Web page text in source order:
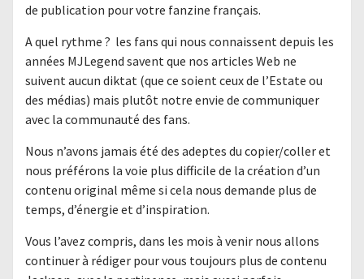
de publication pour votre fanzine français.
A quel rythme ? les fans qui nous connaissent depuis les
années MJLegend savent que nos articles Web ne
suivent aucun diktat (que ce soient ceux de l’Estate ou
des médias) mais plutôt notre envie de communiquer
avec la communauté des fans.
Nous n’avons jamais été des adeptes du copier/coller et
nous préférons la voie plus difficile de la création d’un
contenu original même si cela nous demande plus de
temps, d’énergie et d’inspiration.
Vous l’avez compris, dans les mois à venir nous allons
continuer à rédiger pour vous toujours plus de contenu